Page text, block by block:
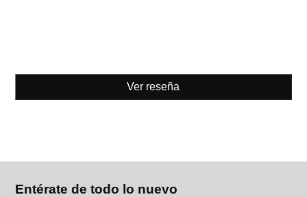
Ver reseña
Entérate de todo lo nuevo